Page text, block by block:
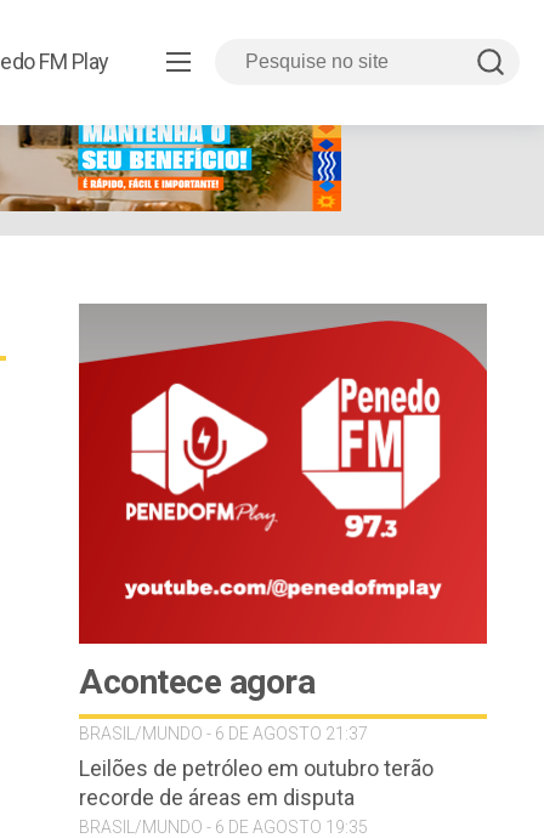
FM Play
Acontece agora
BRASIL/MUNDO - 6 DE AGOSTO 21:37
Leilões de petróleo em outubro terão
recorde de áreas em disputa
BRASIL/MUNDO - 6 DE AGOSTO 19:35